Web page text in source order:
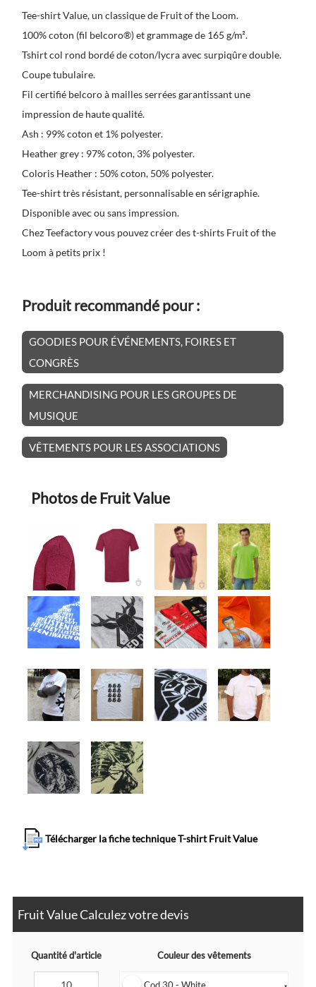
Tee-shirt Value, un classique de Fruit of the Loom.
100% coton (fil belcoro®) et grammage de 165 g/m².
Tshirt col rond bordé de coton/lycra avec surpiqûre double.
Coupe tubulaire.
Fil certifié belcoro à mailles serrées garantissant une
impression de haute qualité.
Ash : 99% coton et 1% polyester.
Heather grey : 97% coton, 3% polyester.
Coloris Heather : 50% coton, 50% polyester.
Tee-shirt très résistant, personnalisable en sérigraphie.
Disponible avec ou sans impression.
Chez Teefactory vous pouvez créer des t-shirts Fruit of the
Loom à petits prix !
Produit recommandé pour :
GOODIES POUR ÉVÉNEMENTS, FOIRES ET
CONGRÈS
MERCHANDISING POUR LES GROUPES DE
MUSIQUE
VÊTEMENTS POUR LES ASSOCIATIONS
Photos de Fruit Value
Télécharger la fiche technique T-shirt Fruit Value
Fruit Value Calculez votre devis
Quantité d'article Couleur des vêtements
Cod 30 - White ▼